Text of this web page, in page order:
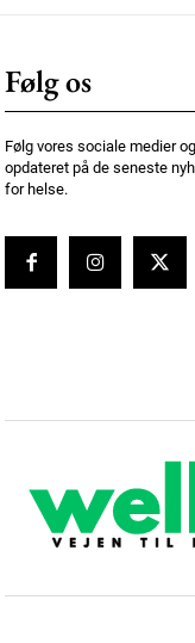
Følg os
Følg vores sociale medier
opdateret på de seneste
for helse.